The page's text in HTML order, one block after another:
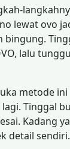
lewat ovo
bingung.
lalu
metode
Tinggal
Kadang
detail